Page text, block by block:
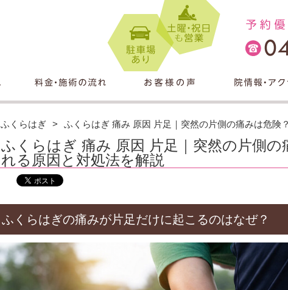
ふくらはぎ ふくらはぎ 痛み 原因 片足｜突然の片側の痛みは危険
ふくらはぎ 痛み 原因 片足｜突然の片側の
れる原因と対処法を解説
ふくらはぎの痛みが片足だけに起こるのはなぜ？